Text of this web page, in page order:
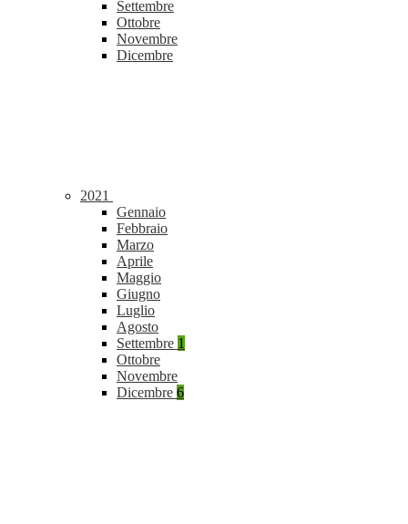
Settembre
Ottobre
Novembre
Dicembre
2021
Gennaio
Febbraio
Marzo
Aprile
Maggio
Giugno
Luglio
Agosto
Settembre 1
Ottobre
Novembre
Dicembre 6